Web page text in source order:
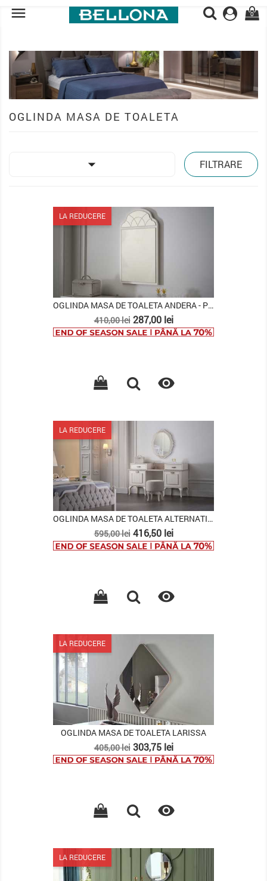
 0
OGLINDA MASA DE TOALETA
 FILTRARE
LA REDUCERE
OGLINDA MASA DE TOALETA ANDERA - PROMO
Pret
de
410,00 lei Pret
287,00 lei

LA REDUCERE
OGLINDA MASA DE TOALETA ALTERNATIVA ANDERA
Pret
de
595,00 lei Pret
416,50 lei

LA REDUCERE
OGLINDA MASA DE TOALETA LARISSA
Pret
de
405,00 lei Pret
303,75 lei

LA REDUCERE